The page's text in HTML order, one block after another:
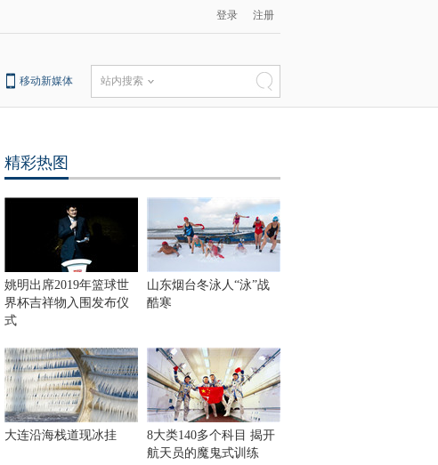
登录 注册
移动新媒体 站内搜索
精彩热图
姚明出席2019年篮球世
界杯吉祥物入围发布仪
式
山东烟台冬泳人“泳”战
酷寒
大连沿海栈道现冰挂
8大类140多个科目 揭开
航天员的魔鬼式训练